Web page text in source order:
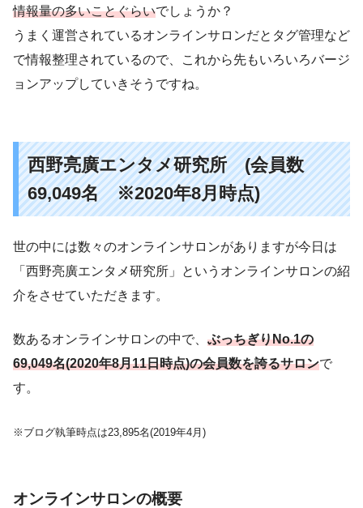
情報量の多いことぐらいでしょうか？
うまく運営されているオンラインサロンだとタグ管理など
で情報整理されているので、これから先もいろいろバージ
ョンアップしていきそうですね。
西野亮廣エンタメ研究所 (会員数
69,049名 ※2020年8月時点)
世の中には数々のオンラインサロンがありますが今日は
「西野亮廣エンタメ研究所」というオンラインサロンの紹
介をさせていただきます。
数あるオンラインサロンの中で、 ぶっちぎりNo.1の
69,049名(2020年8月11日時点)の会員数を誇るサロンで
す。
※ブログ執筆時点は23,895名(2019年4月)
オンラインサロンの概要